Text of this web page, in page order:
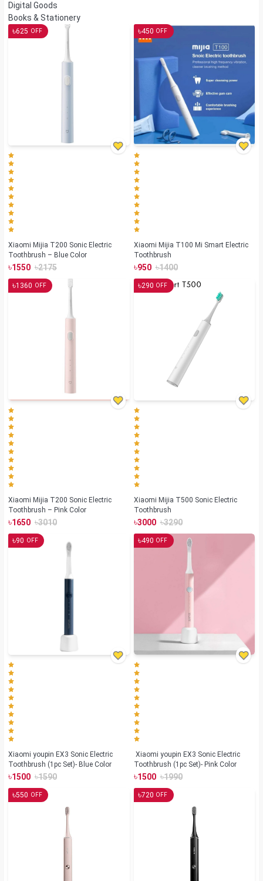
Digital Goods
Books & Stationery
৳625 OFF
Xiaomi Mijia T200 Sonic Electric
Toothbrush – Blue Color
৳1550 ৳2175
৳450 OFF
Xiaomi Mijia T100 Mi Smart Electric
Toothbrush
৳950 ৳1400
৳1360 OFF
Xiaomi Mijia T200 Sonic Electric
Toothbrush – Pink Color
৳1650 ৳3010
৳290 OFF
Xiaomi Mijia T500 Sonic Electric
Toothbrush
৳3000 ৳3290
৳90 OFF
Xiaomi youpin EX3 Sonic Electric
Toothbrush (1pc Set)- Blue Color
৳1500 ৳1590
৳490 OFF
Toothbrush (1pc Set)- Pink Color
৳1500 ৳1990
৳550 OFF ৳720 OFF